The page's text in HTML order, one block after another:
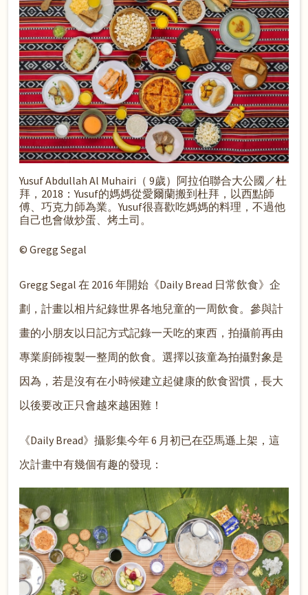
Yusuf Abdullah Al Muhairi（ 9歲）阿拉伯聯合大公國／杜
拜，2018：Yusuf的媽媽從愛爾蘭搬到杜拜，以西點師
傅、巧克力師為業。Yusuf很喜歡吃媽媽的料理，不過他
自己也會做炒蛋、烤土司。
© Gregg Segal
Gregg Segal 在 2016 年開始《Daily Bread 日常飲食》企
劃，計畫以相片紀錄世界各地兒童的一周飲食。參與計
畫的小朋友以日記方式記錄一天吃的東西，拍攝前再由
專業廚師複製一整周的飲食。選擇以孩童為拍攝對象是
因為，若是沒有在小時候建立起健康的飲食習慣，長大
以後要改正只會越來越困難！
《Daily Bread》攝影集今年 6 月初已在亞馬遜上架，這
次計畫中有幾個有趣的發現：